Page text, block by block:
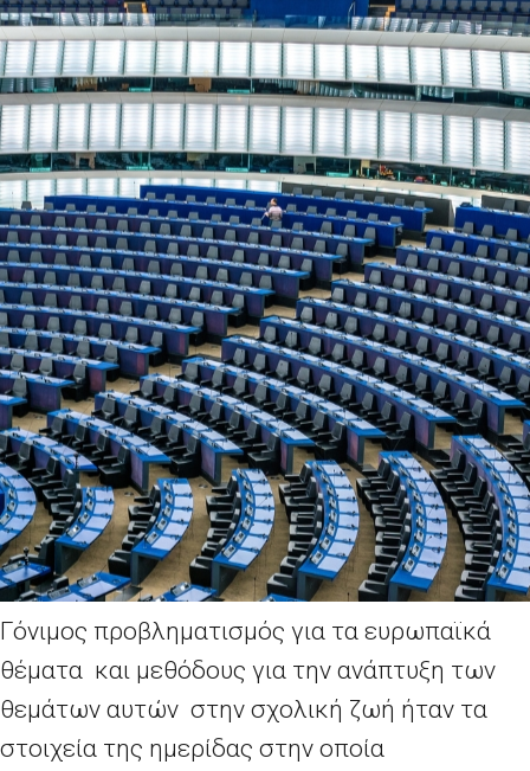
Γόνιμος προβληματισμός για τα ευρωπαϊκά
θέματα και μεθόδους για την ανάπτυξη των
θεμάτων αυτών στην σχολική ζωή ήταν τα
στοιχεία της ημερίδας στην οποία